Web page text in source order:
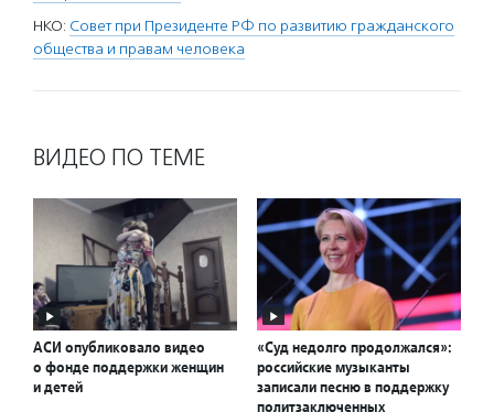
НКО: Совет при Президенте РФ по развитию гражданского
общества и правам человека
ВИДЕО ПО ТЕМЕ
АСИ опубликовало видео
о фонде поддержки женщин
и детей
«Суд недолго продолжался»:
российские музыканты
записали песню в поддержку
политзаключенных